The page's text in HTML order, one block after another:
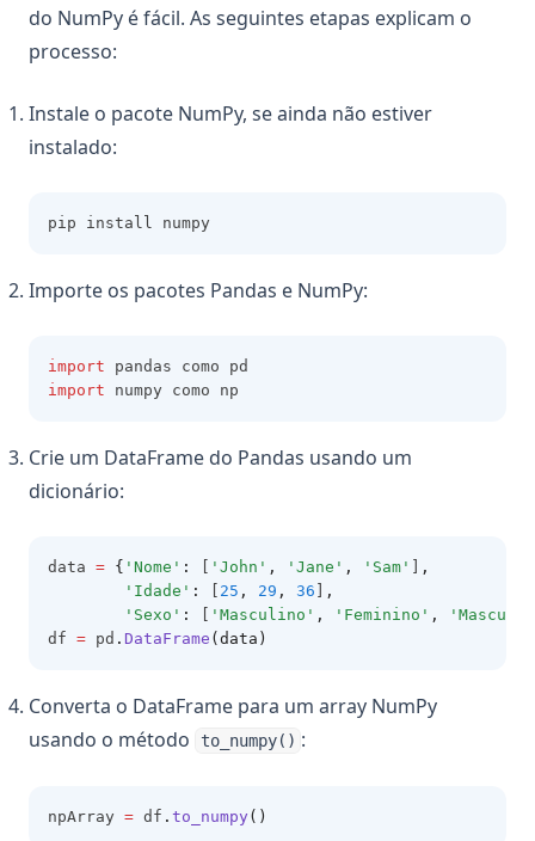
do NumPy é fácil. As seguintes etapas explicam o
processo:
Instale o pacote NumPy, se ainda não estiver
instalado:
pip install numpy
Importe os pacotes Pandas e NumPy:
import pandas como pd
import numpy como np
Crie um DataFrame do Pandas usando um
dicionário:
data = { 'Nome' : 'John' , 'Jane' , 'Sam'
,
'Idade' : 25 , 29 , 36
,
'Sexo' : 'Masculino' , 'Feminino' ,
df = pd . DataFrame (data)
Converta o DataFrame para um array NumPy
usando o método
to_numpy() :
npArray = df . to_numpy ()